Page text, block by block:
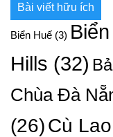
Bài viết hữu ích
Biển Huế (3)
Hills (32)
Chùa Đà
(26)Cù